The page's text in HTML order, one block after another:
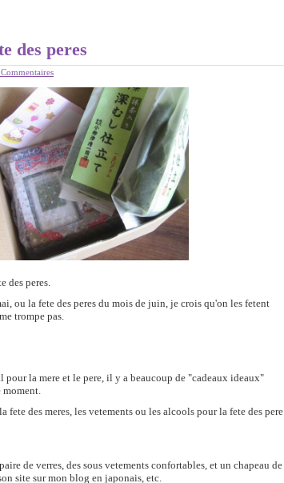
des peres
des peres.
ou la fete des peres du mois de juin, je crois qu'on les fetent
trompe pas.
pour la mere et le pere, il y a beaucoup de "cadeaux ideaux"
moment.
fete des meres, les vetements ou les alcools pour la fete des pere
de verres, des sous vetements confortables, et un chapeau de
site sur mon blog en japonais, etc.